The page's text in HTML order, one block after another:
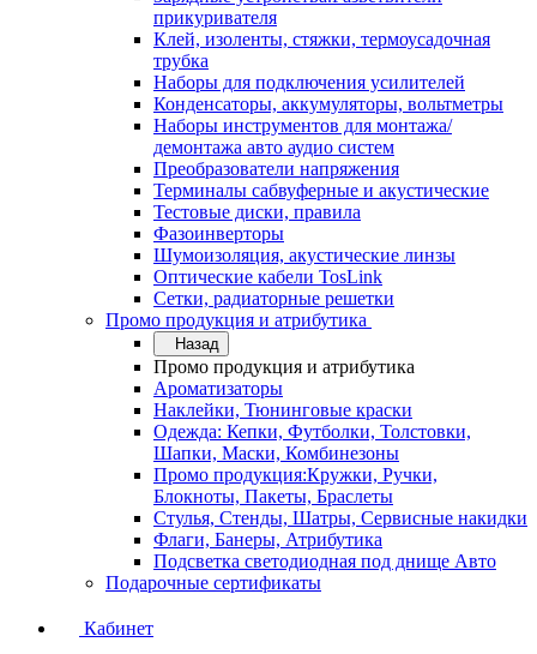
прикуривателя
Клей, изоленты, стяжки, термоусадочная
трубка
Наборы для подключения усилителей
Конденсаторы, аккумуляторы, вольтметры
Наборы инструментов для монтажа/
демонтажа авто аудио систем
Преобразователи напряжения
Терминалы сабвуферные и акустические
Тестовые диски, правила
Фазоинверторы
Шумоизоляция, акустические линзы
Оптические кабели TosLink
Сетки, радиаторные решетки
Промо продукция и атрибутика
Назад
Промо продукция и атрибутика
Ароматизаторы
Наклейки, Тюнинговые краски
Одежда: Кепки, Футболки, Толстовки,
Шапки, Маски, Комбинезоны
Промо продукция:Кружки, Ручки,
Блокноты, Пакеты, Браслеты
Стулья, Стенды, Шатры, Сервисные накидки
Флаги, Банеры, Атрибутика
Подсветка светодиодная под днище Авто
Подарочные сертификаты
Кабинет